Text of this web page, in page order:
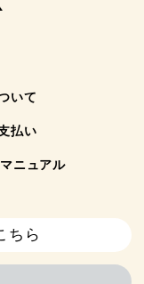
いて
払い
ニュアル
ちら